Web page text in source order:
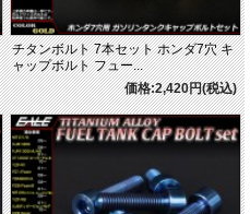
チタンボルト 7本セット ホンダ7穴 キ
ャップボルト フュー...
価格:2,420円(税込)